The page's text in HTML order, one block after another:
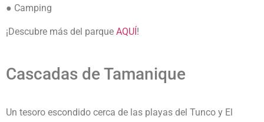
● Camping
¡Descubre más del parque AQUÍ!
Cascadas de Tamanique
Un tesoro escondido cerca de las playas del Tunco y El